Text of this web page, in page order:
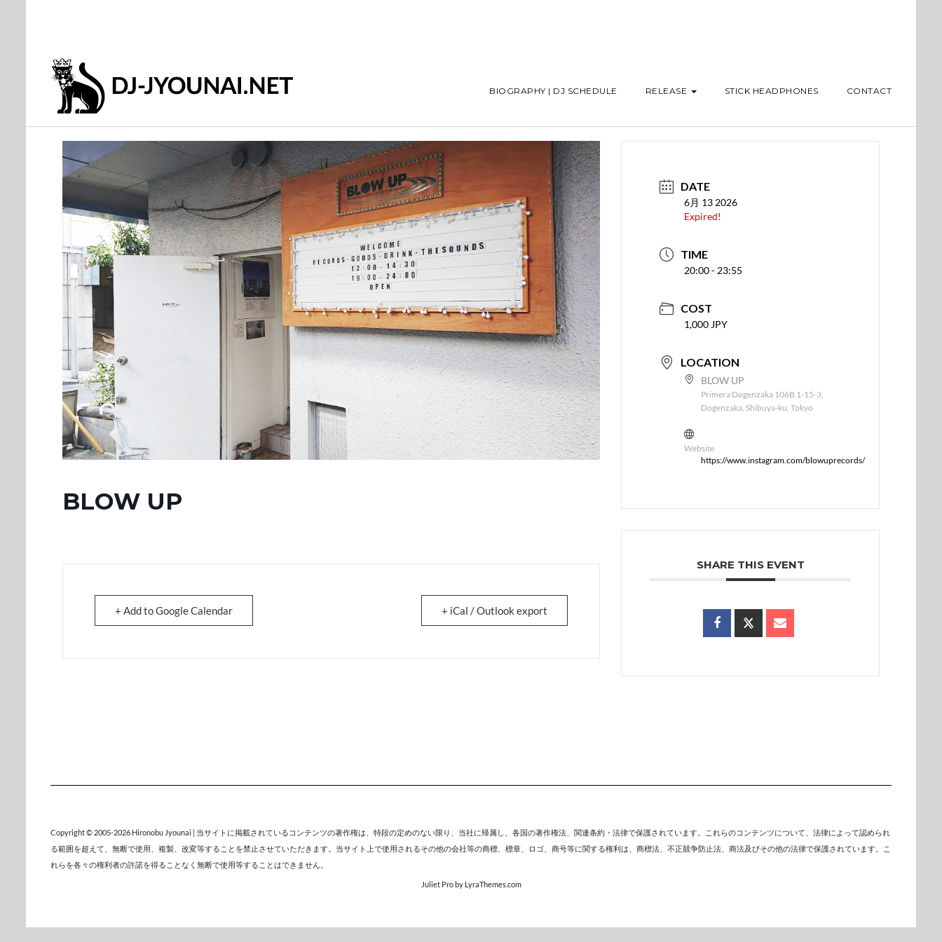
BIOGRAPHY | DJ SCHEDULE RELEASE STICK HEADPHONES CONTACT
BLOW UP
+ Add to Google Calendar + iCal / Outlook export
DATE
6月 13 2026
Expired!
TIME
20:00 - 23:55
COST
1,000 JPY
LOCATION
BLOW UP
Primera Dogenzaka 106B 1-15-3,
Dogenzaka, Shibuya-ku, Tokyo
Website
https://www.instagram.com/blowuprecords/
SHARE THIS EVENT
Copyright © 2005-2026 Hironobu Jyounai | 当サイトに掲載されているコンテンツの著作権は、特段の定めのない限り、 当社に帰属し、各国の著作権法、関連条約・法律で保護されています。これらのコンテンツについて、法律によって認められ
る範囲を超えて、無断で使用、複製、改変等することを禁止させていただきます。当サイト上で使用されるその他の会社等の商標、標章、ロゴ、商号等に関する権利は、商標法、不正競争防止法、商法及びその他の法律で保護されています。こ
れらを各々の権利者の許諾を得ることなく無断で使用等することはできません。
Juliet Proby LyraThemes.com